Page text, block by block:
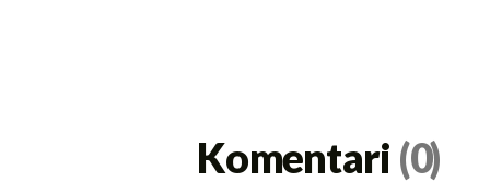
Komentari (0)